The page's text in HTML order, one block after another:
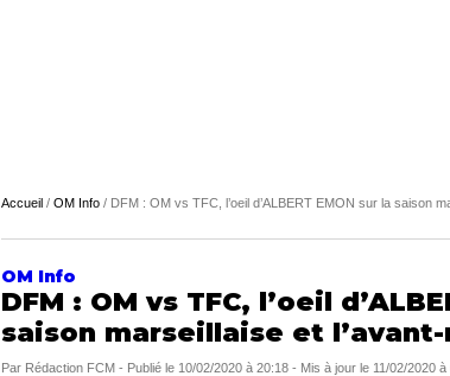
Accueil / OM Info / DFM : OM vs TFC, l’oeil d’ALBERT EMON sur la saison
OM Info
DFM : OM vs TFC, l’oeil
saison marseillaise et l’avant-
Par Rédaction FCM - Publié le 10/02/2020 à 20:18 - Mis à jour le 11/02/2020 à